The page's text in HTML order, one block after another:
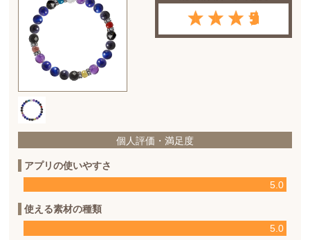
5
個人評価・満足度
アプリの使いやすさ
5.0
使える素材の種類
5.0